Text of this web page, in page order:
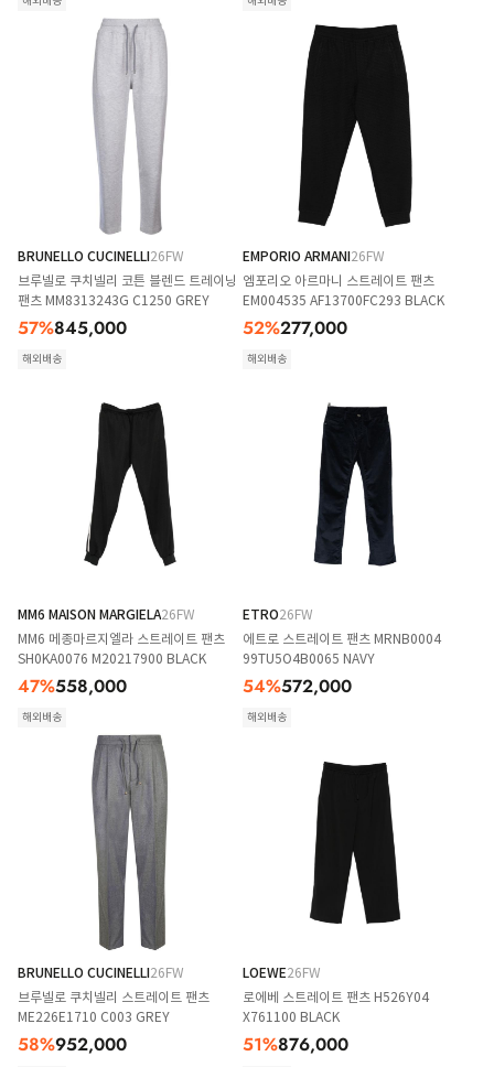
BRUNELLO CUCINELLI26FW
브루넬로 쿠치넬리 코튼 블렌드 트레이닝
팬츠 MM8313243G C1250 GREY
57%845,000
해외배송
EMPORIO ARMANI26FW
엠포리오 아르마니 스트레이트 팬츠
EM004535 AF13700FC293 BLACK
52%277,000
해외배송
MM6 MAISON MARGIELA26FW
MM6 메종마르지엘라 스트레이트 팬츠
SH0KA0076 M20217900 BLACK
47%558,000
해외배송
ETRO26FW
에트로 스트레이트 팬츠 MRNB0004
99TU5O4B0065 NAVY
54%572,000
해외배송
BRUNELLO CUCINELLI26FW
브루넬로 쿠치넬리 스트레이트 팬츠
ME226E1710 C003 GREY
58%952,000
LOEWE26FW
로에베 스트레이트 팬츠 H526Y04
X761100 BLACK
51%876,000